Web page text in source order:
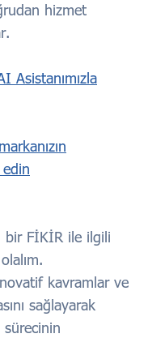
hizmet
Asistanımızla
bir FİKİR ile ilgili
kavramlar ve
sağlayarak